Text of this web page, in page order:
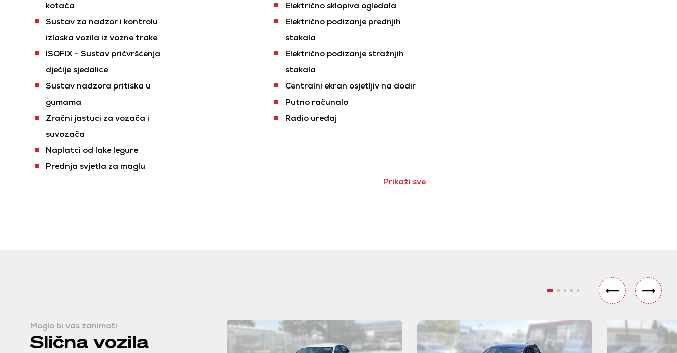
kotača
Sustav za nadzor i kontrolu
izlaska vozila iz vozne trake
ISOFIX - Sustav pričvršćenja
dječije sjedalice
Sustav nadzora pritiska u
gumama
Zračni jastuci za vozača i
suvozača
Naplatci od lake legure
Prednja svjetla za maglu
Električno sklopiva ogledala
Električno podizanje prednjih
stakala
Električno podizanje stražnjih
stakala
Centralni ekran osjetljiv na dodir
Putno računalo
Radio uređaj
Prikaži sve
Moglo bi vas zanimati
Slična vozila